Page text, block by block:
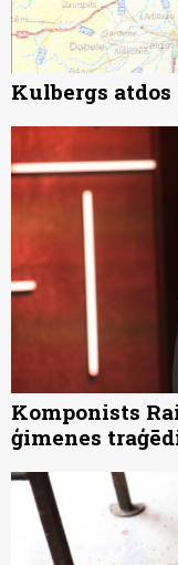
Kulbergs
Komponists
ģimenes